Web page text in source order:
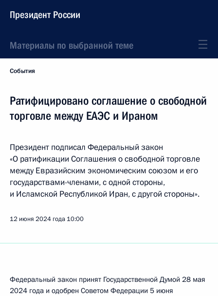
Президент России
Материалы по выбранной теме
События
Ратифицировано соглашение о свободной
торговле между ЕАЭС и Ираном
Президент подписал Федеральный закон
«О ратификации Соглашения о свободной торговле
между Евразийским экономическим союзом и его
государствами-членами, с одной стороны,
и Исламской Республикой Иран, с другой стороны».
12 июня 2024 года 10:00
Федеральный закон принят Государственной Думой 28 мая
2024 года и одобрен Советом Федерации 5 июня